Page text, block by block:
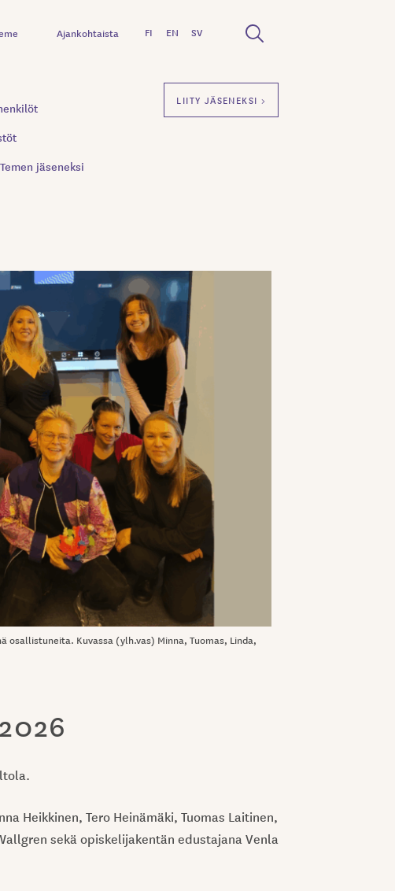
Ajankohtaista FI EN SV
jäseneksi
LIITY JÄSENEKSI >
Kuvassa (ylh.vas) Minna, Tuomas, Linda,
Heikkinen, Tero Heinämäki, Tuomas Laitinen,
sekä opiskelijakentän edustajana Venla